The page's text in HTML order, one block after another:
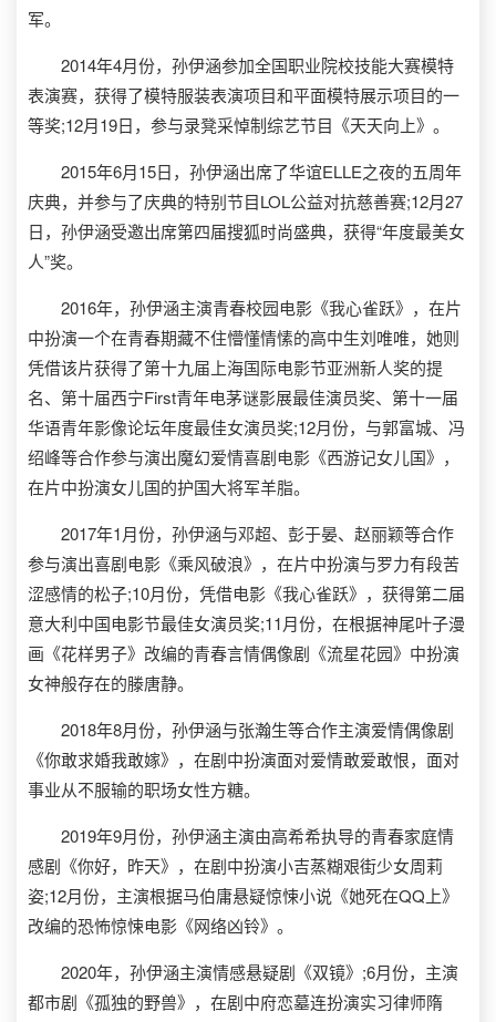
军。
2014年4月份，孙伊涵参加全国职业院校技能大赛模特
表演赛，获得了模特服装表演项目和平面模特展示项目的一
等奖;12月19日，参与录凳采悼制综艺节目《天天向上》。
2015年6月15日，孙伊涵出席了华谊ELLE之夜的五周年
庆典，并参与了庆典的特别节目LOL公益对抗慈善赛;12月27
日，孙伊涵受邀出席第四届搜狐时尚盛典，获得“年度最美女
人”奖。
2016年，孙伊涵主演青春校园电影《我心雀跃》，在片
中扮演一个在青春期藏不住懵懂情愫的高中生刘唯唯，她则
凭借该片获得了第十九届上海国际电影节亚洲新人奖的提
名、第十届西宁First青年电茅谜影展最佳演员奖、第十一届
华语青年影像论坛年度最佳女演员奖;12月份，与郭富城、冯
绍峰等合作参与演出魔幻爱情喜剧电影《西游记女儿国》，
在片中扮演女儿国的护国大将军羊脂。
2017年1月份，孙伊涵与邓超、彭于晏、赵丽颖等合作
参与演出喜剧电影《乘风破浪》，在片中扮演与罗力有段苦
涩感情的松子;10月份，凭借电影《我心雀跃》，获得第二届
意大利中国电影节最佳女演员奖;11月份，在根据神尾叶子漫
画《花样男子》改编的青春言情偶像剧《流星花园》中扮演
女神般存在的滕唐静。
2018年8月份，孙伊涵与张瀚生等合作主演爱情偶像剧
《你敢求婚我敢嫁》，在剧中扮演面对爱情敢爱敢恨，面对
事业从不服输的职场女性方糖。
2019年9月份，孙伊涵主演由高希希执导的青春家庭情
感剧《你好，昨天》，在剧中扮演小吉蒸糊艰街少女周莉
姿;12月份，主演根据马伯庸悬疑惊悚小说《她死在QQ上》
改编的恐怖惊悚电影《网络凶铃》。
2020年，孙伊涵主演情感悬疑剧《双镜》;6月份，主演
都市剧《孤独的野兽》，在剧中府恋墓连扮演实习律师隋